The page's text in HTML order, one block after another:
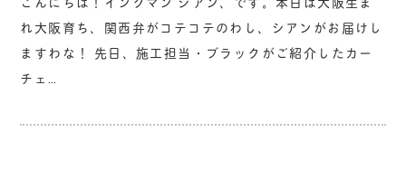
こんにちは！インクマン シアン、です。本日は大阪生ま
れ大阪育ち、関西弁がコテコテのわし、シアンがお届けし
ますわな！ 先日、施工担当・ブラックがご紹介したカー
チェ…